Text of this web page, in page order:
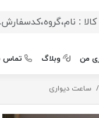
من وبلاگ تماس
ساعت دیواری